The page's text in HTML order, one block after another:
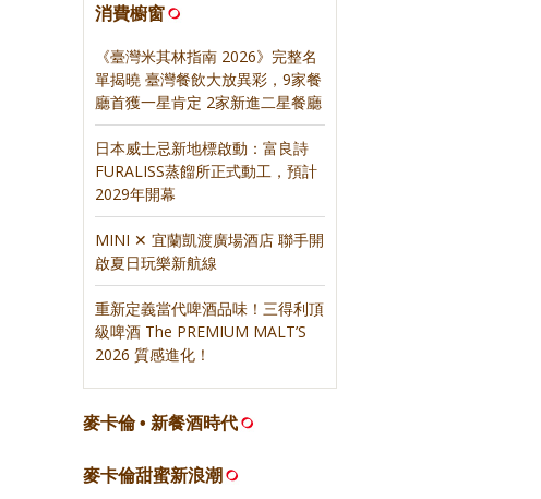
消費櫥窗
《臺灣米其林指南 2026》完整名
單揭曉 臺灣餐飲大放異彩，9家餐
廳首獲一星肯定 2家新進二星餐廳
日本威士忌新地標啟動：富良詩
FURALISS蒸餾所正式動工，預計
2029年開幕
MINI ✕ 宜蘭凱渡廣場酒店 聯手開
啟夏日玩樂新航線
重新定義當代啤酒品味！三得利頂
級啤酒 The PREMIUM MALT’S
2026 質感進化！
麥卡倫 • 新餐酒時代
麥卡倫甜蜜新浪潮